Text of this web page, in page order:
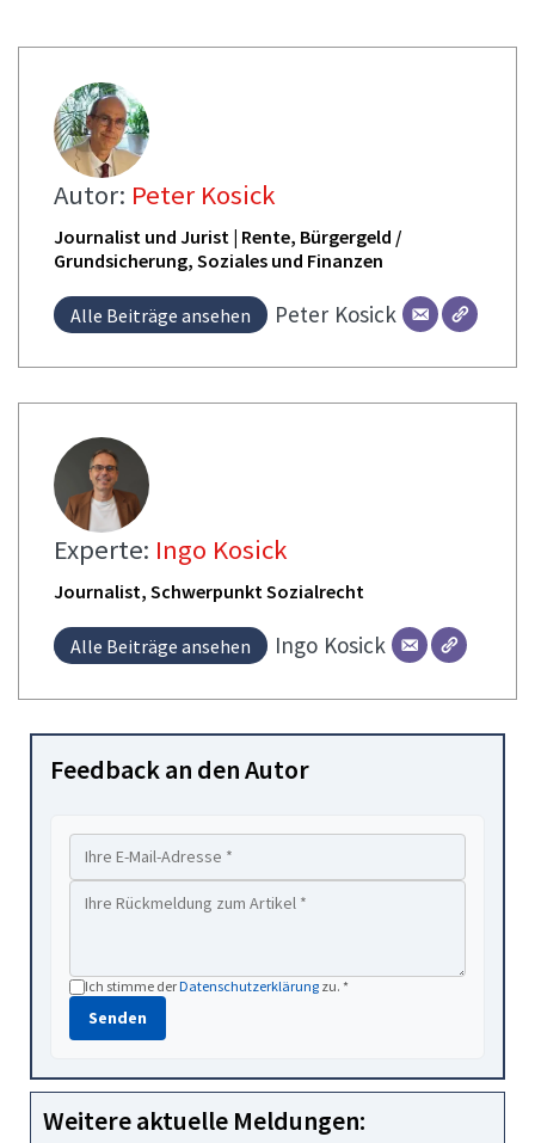
Autor: Peter Kosick
Journalist und Jurist | Rente, Bürgergeld /
Grundsicherung, Soziales und Finanzen
Alle Beiträge ansehen Peter Kosick
Experte: Ingo Kosick
Journalist, Schwerpunkt Sozialrecht
Alle Beiträge ansehen Ingo Kosick
Feedback an den Autor
Ich stimme derDatenschutzerklärung zu. *
Senden
Weitere aktuelle Meldungen: